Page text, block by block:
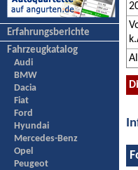
Erfahrungsberichte
Fahrzeugkatalog
Audi
BMW
Dacia
Fiat
Ford
Hyundai
Mercedes-Benz
Opel
Peugeot